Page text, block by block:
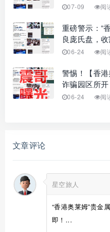
07-09 阅
重磅警示：“
良庞氏盘，收
06-24 阅
警惕！【香
诈骗园区所开
06-24 阅
文章评论
星空旅人
“香港奥莱姆”贵金
即！...